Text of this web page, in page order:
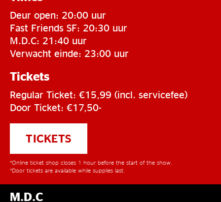
Deur open: 20:00 uur
Fast Friends SF: 20:30 uur
M.D.C: 21:40 uur
Verwacht einde: 23:00 uur
Tickets
Regular Ticket: €15,99 (incl. servicefee)
Door Ticket: €17,50-
TICKETS
*Online ticket shop closes 1 hour before the start of the show.
*Door tickets are available while supplies last.
M.D.C